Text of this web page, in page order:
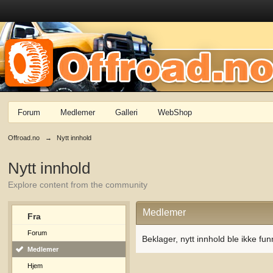
Forum Medlemer Galleri WebShop
Offroad.no → Nytt innhold
Nytt innhold
Explore content from the community
Fra
Forum
Medlemer
Hjem
Medlemer
Beklager, nytt innhold ble ikke